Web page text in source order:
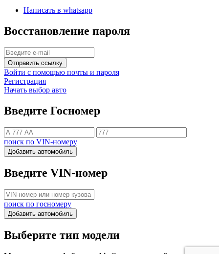
Написать в whatsapp
Восстановление пароля
Отправить ссылку
Войти с помощью почты и пароля
Регистрация
Начать выбор авто
Введите Госномер
поиск по VIN-номеру
Добавить автомобиль
Введите VIN-номер
поиск по госномеру
Добавить автомобиль
Выберите тип модели